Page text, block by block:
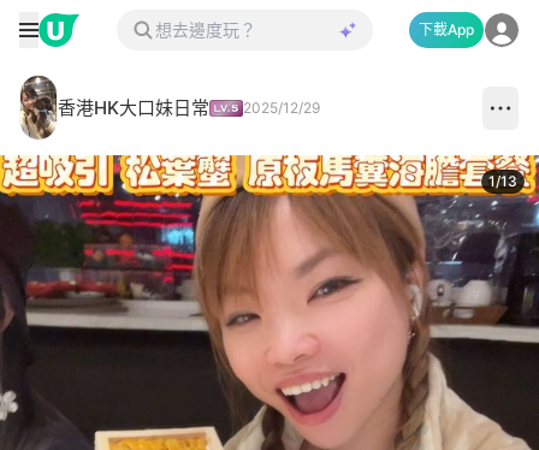
下載App
香港HK大口妹日常 2025/12/29
1/13